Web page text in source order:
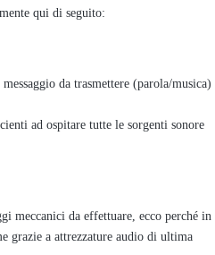
qui di seguito:
da trasmettere (parola/musica)
ad ospitare tutte le sorgenti sonore
meccanici da effettuare, ecco perché in
grazie a attrezzature audio di ultima